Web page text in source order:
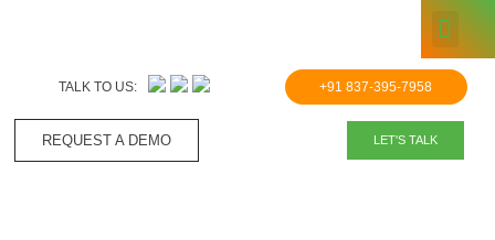
TALK TO US: +91 837-395-7958
REQUEST A DEMO​ LET'S TALK